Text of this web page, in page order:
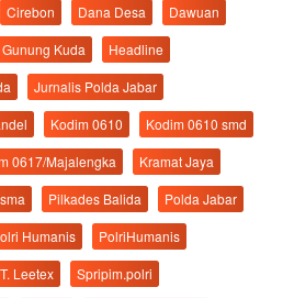
Cirebon Dana Desa
Dawuan
Gunung Kuda
Headline
Jurnalis Polda Jabar
Kodim 0610
Kodim 0610 smd
0617/Majalengka
Kramat Jaya
Pilkades Balida
Polda Jabar
Humanis
PolriHumanis
Leetex
Spripim.polri